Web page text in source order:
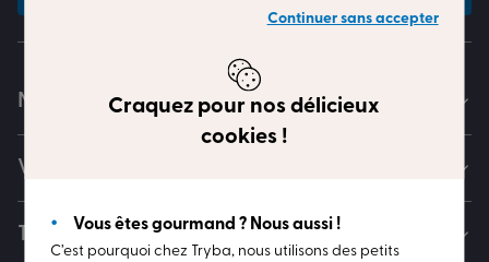
Nos gammes
Votre projet
TRYBA et vous
Continuer sans accepter
Craquez pour nos délicieux
cookies !
Vous êtes gourmand ? Nous aussi !
C’est pourquoi chez Tryba, nous utilisons des petits